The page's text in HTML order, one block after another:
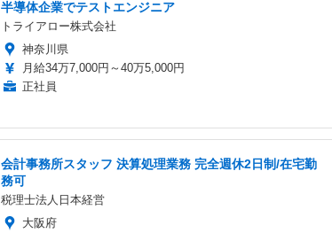
半導体企業でテストエンジニア
トライアロー株式会社
神奈川県
月給34万7,000円～40万5,000円
正社員
会計事務所スタッフ 決算処理業務 完全週休2日制/在宅勤
務可
税理士法人日本経営
大阪府